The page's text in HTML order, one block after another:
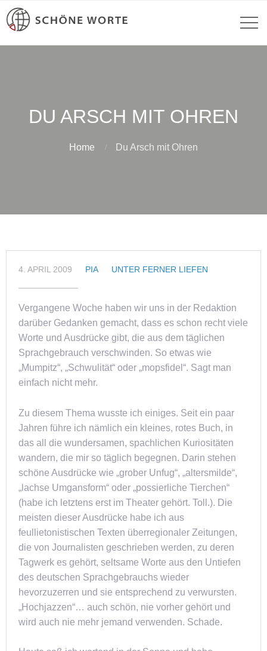
DU ARSCH MIT OHREN
Home Du Arsch mit Ohren
4. APRIL 2009 PIA UNTER FERNER LIEFEN
Vergangene Woche haben wir uns in der Redaktion
darüber Gedanken gemacht, dass es schon recht viele
Worte und Ausdrücke gibt, die aus dem täglichen
Sprachgebrauch verschwinden. So etwas wie
„Mumpitz“, „Schwulität“ oder „mopsfidel“. Sagt man
einfach nicht mehr.
Zu diesem Thema wusste ich einiges. Seit ein paar
Jahren führe ich nämlich ein kleines, rotes Buch, in
das all die wundersamen, spachlichen Kuriositäten
wandern, die mir so täglich begegnen. Darin stehen
schöne Ausdrücke wie „grober Unfug“, „altersmilde“,
„lachse Umgansform“ oder „possierliche Tierchen“
(habe ich letztens erst im Theater gehört. Toll.). Die
meisten dieser Ausdrücke habe ich aus
feullietonistischen Texten überregionaler Zeitungen,
die von Journalisten geschrieben werden, zu deren
Tagwerk es gehört, seltsame Worte aus den Untiefen
des deutschen Sprachgebrauchs wieder
hevorzuzerren und sie entsprechend zu verwursten.
„Hochjazzen“… auch schön, nie vorher gehört und
wird auch nie mehr jemand verwenden. Schade.